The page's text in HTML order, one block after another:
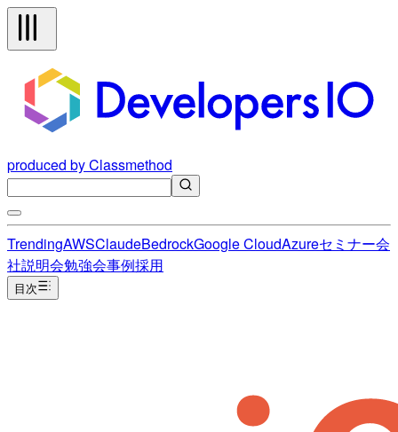
produced by Classmethod
TrendingAWSClaudeBedrockGoogle CloudAzureセミナー会
社説明会勉強会事例採用
目次